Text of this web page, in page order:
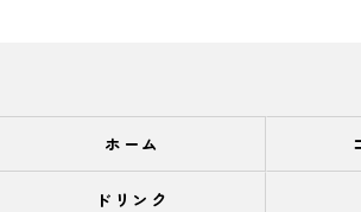
ホーム
ドリンク